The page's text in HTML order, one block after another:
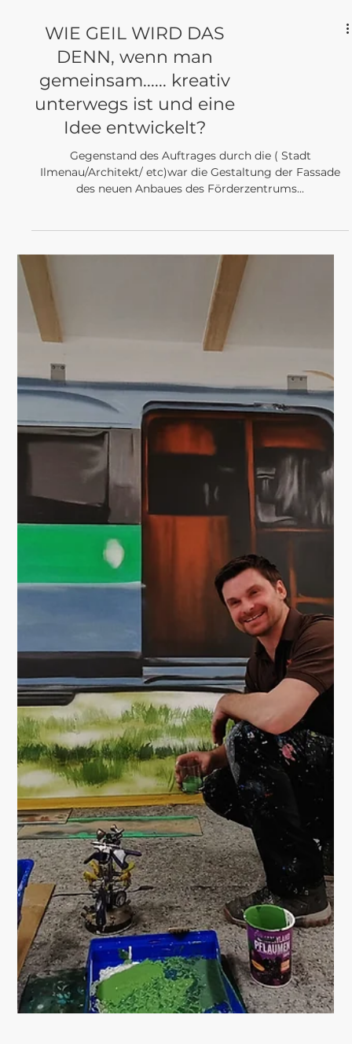
WIE GEIL WIRD DAS
DENN, wenn man
gemeinsam...... kreativ
unterwegs ist und eine
Idee entwickelt?
Gegenstand des Auftrages durch die ( Stadt
Ilmenau/Architekt/ etc)war die Gestaltung der Fassade
des neuen Anbaues des Förderzentrums...